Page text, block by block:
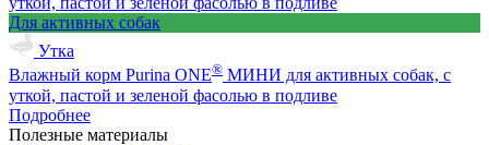
Для активных собак
Утка
Влажный корм Purina ONE® МИНИ для активных собак, с
уткой, пастой и зеленой фасолью в подливе
Подробнее
Полезные материалы